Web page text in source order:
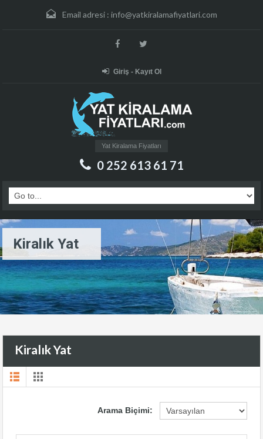
Email adresi : info@yatkiralamafiyatlari.com
Giriş - Kayıt Ol
Yat Kiralama Fiyatları
0 252 613 61 71
Kiralık Yat
Kiralık Yat
Arama Biçimi: